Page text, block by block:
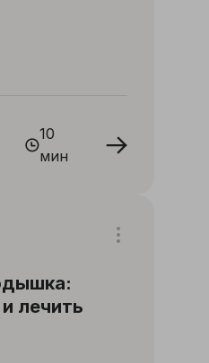
10
мин
лечить